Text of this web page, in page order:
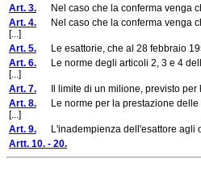
Art. 3. Nel caso che la conferma venga
Art. 4. Nel caso che la conferma venga
[...]
Art. 5. Le esattorie, che al 28 febbraio
Art. 6. Le norme degli articoli 2, 3 e 4
[...]
Art. 7. Il limite di un milione, previsto per
Art. 8. Le norme per la prestazione delle
[...]
Art. 9. L'inadempienza dell'esattore agli
Artt. 10. - 20.